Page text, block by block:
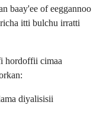
baay'ee of eeggannoo
itti bulchu irratti
hordoffii cimaa
diyalisisii